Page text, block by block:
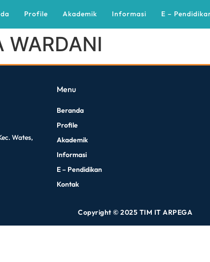
Profile Akademik Informasi E –
WARDANI
Wates,
Menu
Beranda
Profile
Akademik
Informasi
E – Pendidikan
Kontak
Copyright © 2025 TIM IT ARPEGA